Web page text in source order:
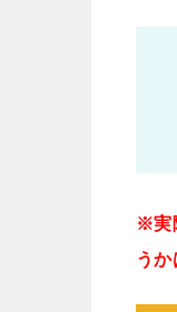
※実
うか